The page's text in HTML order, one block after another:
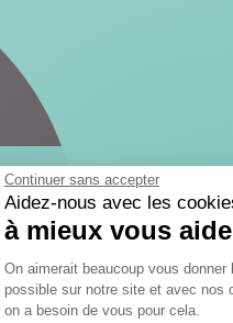
Continuer sans accepter
Aidez-nous avec les
à mieux vous
Plateforme de
On aimerait beaucoup vous donner
possible sur notre site et avec nos
on a besoin de vous pour cela.